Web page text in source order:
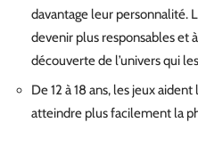
davantage leur personnalité.
devenir plus responsables et
découverte de l’univers qui
De 12 à 18 ans, les jeux
atteindre plus facilement la